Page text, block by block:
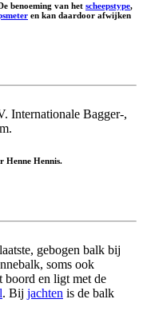
benoeming van het scheepstype,
en kan daardoor afwijken
Internationale Bagger-,
Henne Hennis.
gebogen balk bij
soms ook
boord en ligt met de
. Bij jachten is de balk